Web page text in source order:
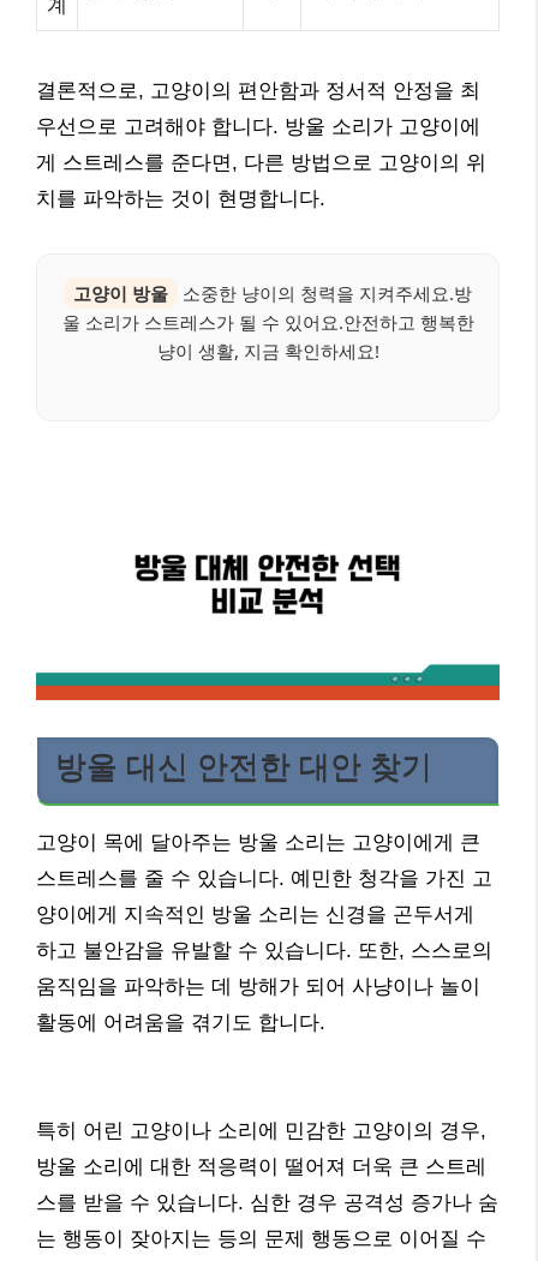
계
결론적으로, 고양이의 편안함과 정서적 안정을 최
우선으로 고려해야 합니다. 방울 소리가 고양이에
게 스트레스를 준다면, 다른 방법으로 고양이의 위
치를 파악하는 것이 현명합니다.
고양이 방울
소중한 냥이의 청력을 지켜주세요.방
울 소리가 스트레스가 될 수 있어요.안전하고 행복한
냥이 생활, 지금 확인하세요!
방울 대신 안전한 대안 찾기
고양이 목에 달아주는 방울 소리는 고양이에게 큰
스트레스를 줄 수 있습니다. 예민한 청각을 가진 고
양이에게 지속적인 방울 소리는 신경을 곤두서게
하고 불안감을 유발할 수 있습니다. 또한, 스스로의
움직임을 파악하는 데 방해가 되어 사냥이나 놀이
활동에 어려움을 겪기도 합니다.
특히 어린 고양이나 소리에 민감한 고양이의 경우,
방울 소리에 대한 적응력이 떨어져 더욱 큰 스트레
스를 받을 수 있습니다. 심한 경우 공격성 증가나 숨
는 행동이 잦아지는 등의 문제 행동으로 이어질 수